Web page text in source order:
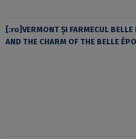
[:ro]VERMONT ȘI FARMECUL
AND THE CHARM OF THE BELLE